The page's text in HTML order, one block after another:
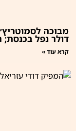
דולר נפל
קרא עוד »